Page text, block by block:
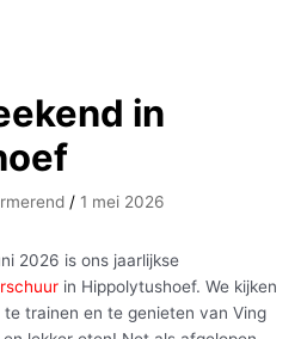
in
/ 1 mei 2026
2026 is ons jaarlijkse
in Hippolytushoef. We kijken
trainen en te genieten van Ving